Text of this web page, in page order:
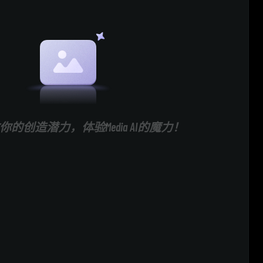
的创造潜力，体验Media AI的魔力！